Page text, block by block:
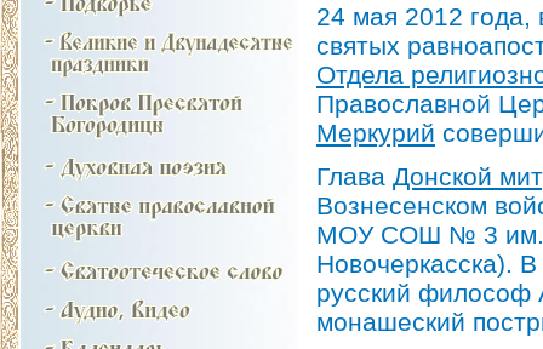
24 мая 2012 года,
святых
Отдела
Православной
Меркурий
Глава Донской
Вознесенском
МОУ СОШ № 3 им.
Новочеркасска).
русский философ
монашеский